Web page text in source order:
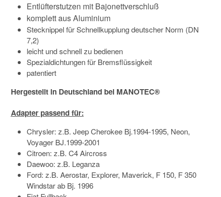
Entlüfterstutzen mit Bajonettverschluß
komplett aus Aluminium
Stecknippel für Schnellkupplung deutscher Norm (DN
7,2)
leicht und schnell zu bedienen
Spezialdichtungen für Bremsflüssigkeit
patentiert
Hergestellt in Deutschland bei MANOTEC®
Adapter passend für:
Chrysler: z.B. Jeep Cherokee Bj.1994-1995, Neon,
Voyager BJ.1999-2001
Citroen: z.B. C4 Aircross
Daewoo: z.B. Leganza
Ford: z.B. Aerostar, Explorer, Maverick, F 150, F 350
Windstar ab Bj. 1996